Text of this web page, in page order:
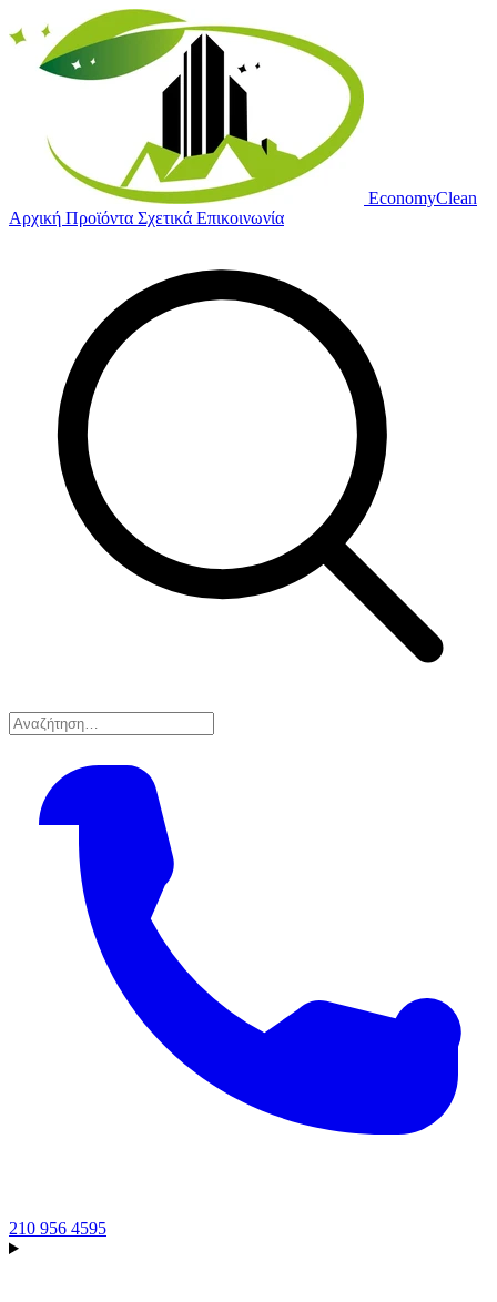
EconomyClean
Αρχική Προϊόντα Σχετικά Επικοινωνία
210 956 4595